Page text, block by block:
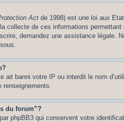
Act de 1998) est une loi aux
collecte de ces informations
demandez une assistance légale.
ait banni votre IP ou interdit le nom
renseignements.
du forum”?
phpBB3 qui conservent votre